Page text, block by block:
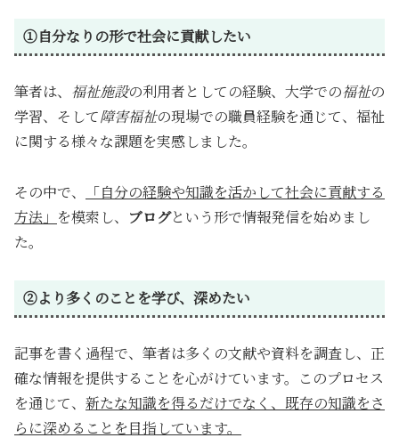
①自分なりの形で社会に貢献したい
筆者は、 福祉施設の利用者としての経験、大学での福祉の
学習、そして障害福祉の現場での職員経験を通じて、福祉
に関する様々な課題を実感しました。
その中で、
「自分の経験や知識を活かして社会に貢献する
方法」 を模索し、 ブログという形で情報発信を始めまし
た。
②より多くのことを学び、深めたい
記事を書く過程で、筆者は多くの文献や資料を調査し、正
確な情報を提供することを心がけています。このプロセス
を通じて、 新たな知識を得るだけでなく、既存の知識をさ
らに深めることを目指しています。